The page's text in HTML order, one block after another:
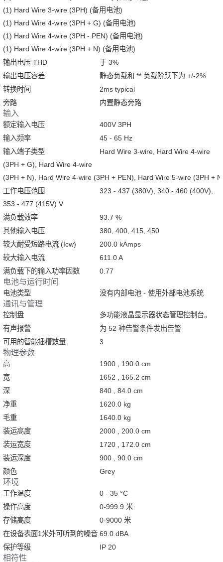
(1) Hard Wire 3-wire (3PH) (备用电池)
(1) Hard Wire 4-wire (3PH + G) (备用电池)
(1) Hard Wire 4-wire (3PH - PEN) (备用电池)
(1) Hard Wire 4-wire (3PH + N) (备用电池)
输出电压 THD
于 3%
输出电压容差
静态负载和 ** 负载阶跃下为 +/-2%
转换时间
2ms typical
旁路
内置静态旁路
输入
额定输入电压
400V 3PH
输入频率
45 - 65 Hz
输入端子类型
Hard Wire 3-wire, Hard Wire 4-wire
(3PH + G), Hard Wire 4-wire
(3PH + N), Hard Wire 4-wire (3PH + PEN), Hard Wire 5-wire (3PH +
工作电压范围
323 - 437 (380V), 340 - 460 (400V),
353 - 477 (415V) V
满负载效率
93.7 %
其他输入电压
380, 400, 415, 450
较大耐受短路电流 (Icw)
200.0 kAmps
较大输入电流
611.0 A
满负载下的输入功率因数
0.77
电池与运行时间
电池类型 没有内部电池 - 使用外部电池系统
通讯与管理
控制盘
多功能液晶显示器状态管理控制台。
有声报警
为 52 种告警条件发出告警
可用的智能插槽数量
3
物理参数
高
1900 , 190.0 cm
宽
1652 , 165.2 cm
深
840 , 84.0 cm
净重
1620.0 kg
毛重
1640.0 kg
装运高度
2000 , 200.0 cm
装运宽度
1720 , 172.0 cm
装运深度
900 , 90.0 cm
颜色
Grey
环境
工作温度
0 - 35 °C
操作高度
0-999.9 米
存储高度
0-9000 米
在设备表面1米外可听到的噪音 69.0 dBA
保护等级
IP 20
相符性